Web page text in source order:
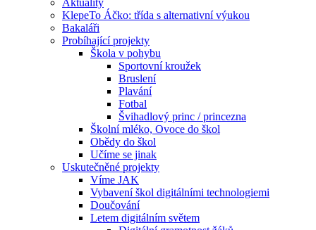
Aktuality
KlepeTo Áčko: třída s alternativní výukou
Bakaláři
Probíhající projekty
Škola v pohybu
Sportovní kroužek
Bruslení
Plavání
Fotbal
Švihadlový princ / princezna
Školní mléko, Ovoce do škol
Obědy do škol
Učíme se jinak
Uskutečněné projekty
Víme JAK
Vybavení škol digitálními technologiemi
Doučování
Letem digitálním světem